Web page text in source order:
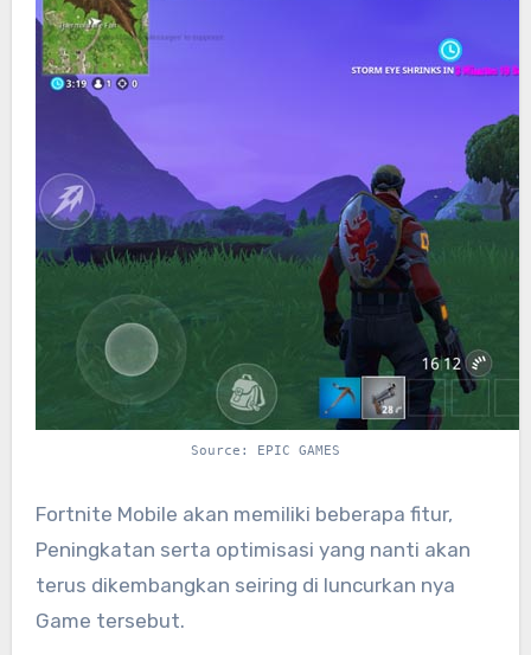
Source: EPIC GAMES
Fortnite Mobile akan memiliki beberapa fitur,
Peningkatan serta optimisasi yang nanti akan
terus dikembangkan seiring di luncurkan nya
Game tersebut.